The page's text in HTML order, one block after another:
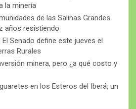
la minería
de las Salinas Grandes
años resistiendo
Senado define este jueves el
Rurales
minera, pero ¿a qué costo y
en los Esteros del Iberá, un